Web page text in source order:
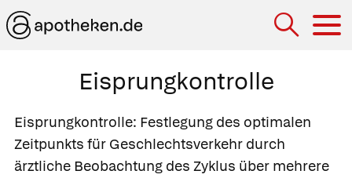
Eisprungkontrolle
Eisprungkontrolle: Festlegung des optimalen
Zeitpunkts für Geschlechtsverkehr durch
ärztliche Beobachtung des Zyklus über mehrere